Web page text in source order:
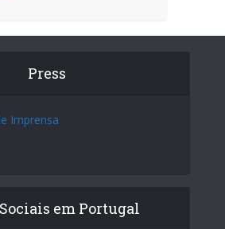
Press
Imprensa
em Portugal